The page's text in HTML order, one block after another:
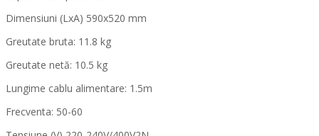
Dimensiuni (LxA) 590x520 mm
Greutate bruta: 11.8 kg
Greutate netă: 10.5 kg
Lungime cablu alimentare: 1.5m
Frecventa: 50-60